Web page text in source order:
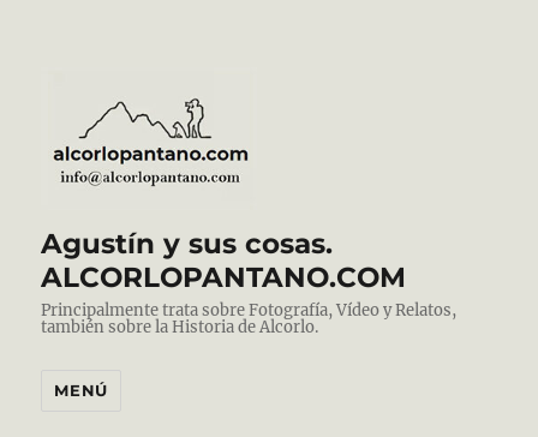
Agustín y sus cosas.
ALCORLOPANTANO.COM
Principalmente trata sobre Fotografía, Vídeo y Relatos,
también sobre la Historia de Alcorlo.
MENÚ